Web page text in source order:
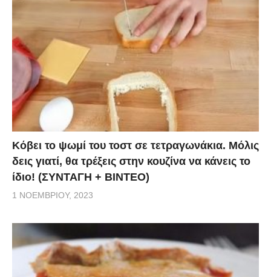
Κόβει το ψωμί του τοστ σε τετραγωνάκια. Μόλις
δεις γιατί, θα τρέξεις στην κουζίνα να κάνεις το
ίδιο! (ΣΥΝΤΑΓΗ + ΒΙΝΤΕΟ)
1 ΝΟΕΜΒΡΊΟΥ, 2023